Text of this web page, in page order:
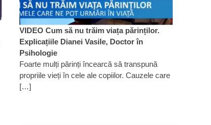
VIDEO Cum să nu trăim viața părinților.
Explicațiile Dianei Vasile, Doctor în
Psihologie
Foarte mulți părinți încearcă să transpună
propriile vieți în cele ale copiilor. Cauzele care
[…]